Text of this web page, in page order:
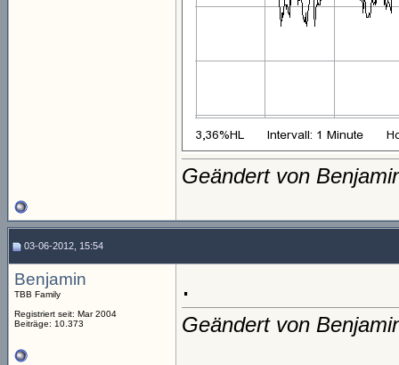
Geändert von
03-06-2012, 15:54
Benjamin
TBB Family
Registriert seit: Mar 2004
Beiträge: 10.373
.
Geändert von